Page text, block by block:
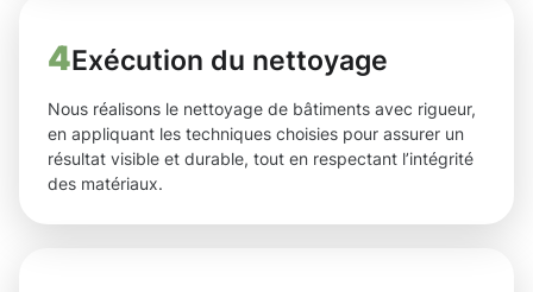
4Exécution du nettoyage
Nous réalisons le nettoyage de bâtiments avec rigueur,
en appliquant les techniques choisies pour assurer un
résultat visible et durable, tout en respectant l’intégrité
des matériaux.